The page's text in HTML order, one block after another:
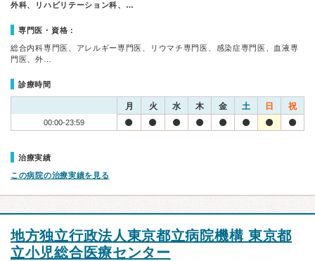
外科、リハビリテーション科、…
専門医・資格：
総合内科専門医、アレルギー専門医、リウマチ専門医、感染症専門医、血液専
門医、外…
診療時間
月 火 水 木 金 土 日 祝
00:00-23:59
治療実績
この病院の治療実績を見る
地方独立行政法人東京都立病院機構 東京都
立小児総合医療センター